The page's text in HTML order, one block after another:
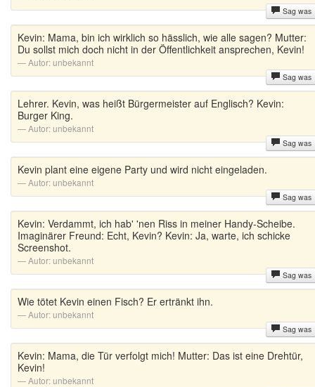
Sag was
Kevin: Mama, bin ich wirklich so hässlich, wie alle sagen? Mutter:
Du sollst mich doch nicht in der Öffentlichkeit ansprechen, Kevin!
Autor:unbekannt
Sag was
Lehrer. Kevin, was heißt Bürgermeister auf Englisch? Kevin:
Burger King.
Autor:unbekannt
Sag was
Kevin plant eine eigene Party und wird nicht eingeladen.
Autor:unbekannt
Sag was
Kevin: Verdammt, ich hab' 'nen Riss in meiner Handy-Scheibe.
Imaginärer Freund: Echt, Kevin? Kevin: Ja, warte, ich schicke
Screenshot.
Autor:unbekannt
Sag was
Wie tötet Kevin einen Fisch? Er ertränkt ihn.
Autor:unbekannt
Sag was
Kevin: Mama, die Tür verfolgt mich! Mutter: Das ist eine Drehtür,
Kevin!
Autor:unbekannt